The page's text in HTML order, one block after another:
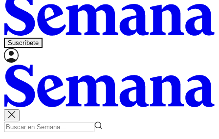
Suscríbete